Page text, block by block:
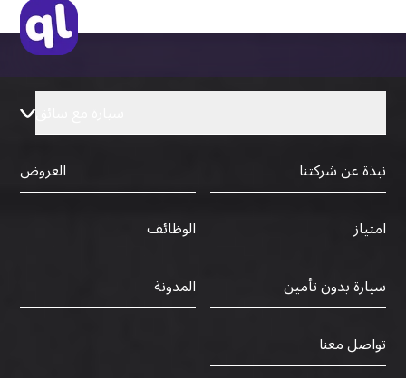
نبذة عن شركتنا
العروض
امتياز
الوظائف
سيارة بدون تأمين
المدونة
تواصل معنا